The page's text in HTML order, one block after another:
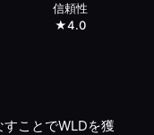
信頼性
★4.0
ことでWLDを獲